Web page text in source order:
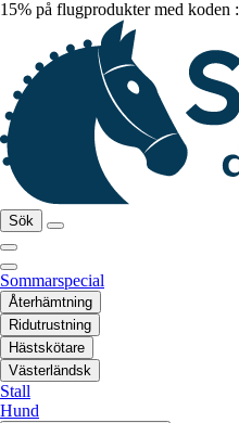
15% på flugprodukter med koden :
Sök
Sommarspecial
Återhämtning
Ridutrustning
Hästskötare
Västerländsk
Stall
Hund